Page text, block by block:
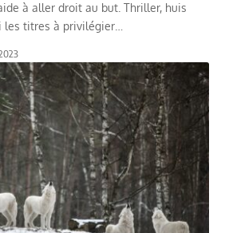
à aller droit au but. Thriller, huis
titres à privilégier…